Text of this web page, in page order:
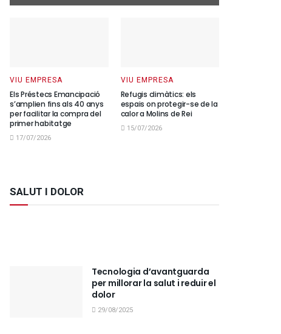
VIU EMPRESA
Els Préstecs Emancipació
s’amplien fins als 40 anys
per facilitar la compra del
primer habitatge
17/07/2026
VIU EMPRESA
Refugis climàtics: els
espais on protegir-se de la
calor a Molins de Rei
15/07/2026
SALUT I DOLOR
Tecnologia d’avantguarda
per millorar la salut i reduir el
dolor
29/08/2025